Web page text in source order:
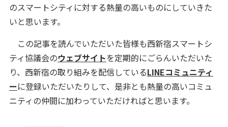
のスマートシティに対する熱量の高いものにしていきた
いと思います。
この記事を読んでいただいた皆様も西新宿スマートシ
ティ協議会のウェブサイトを定期的にごらんいただいた
り、西新宿の取り組みを配信しているLINEコミュニティ
ーに登録いただいたりして、是非とも熱量の高いコミュ
ニティの仲間に加わっていただければと思います。